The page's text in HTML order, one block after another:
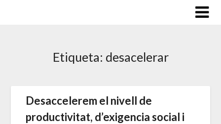
Etiqueta: desacelerar
Desaccelerem el nivell de
productivitat, d’exigencia social i